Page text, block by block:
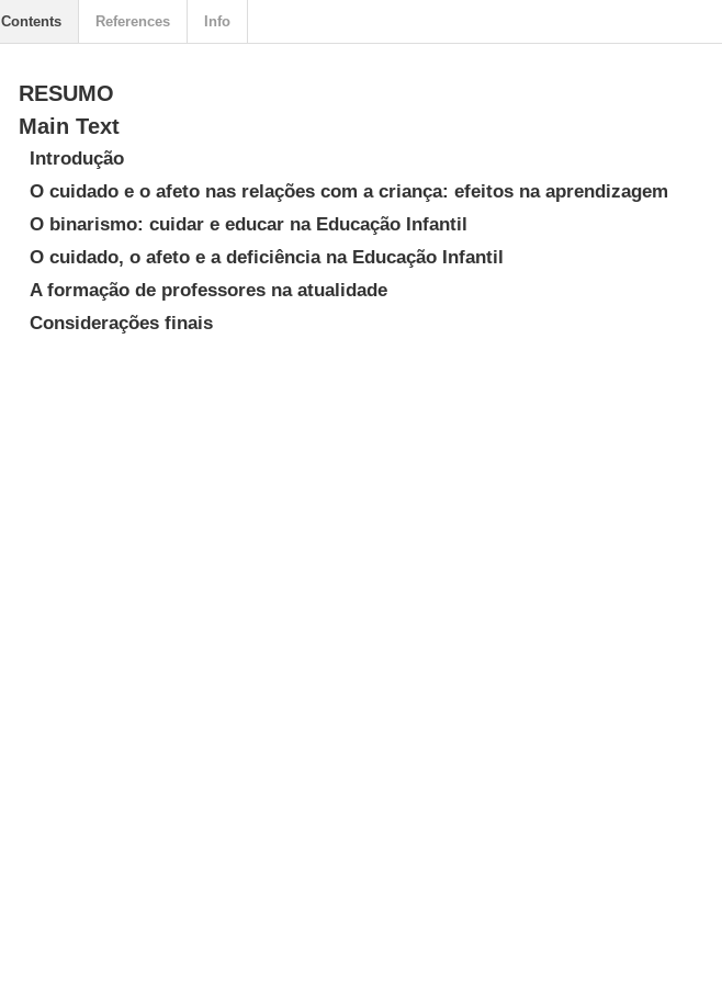
RESUMO
Main Text
Introdução
O cuidado e o afeto nas relações com a criança: efeitos na aprendizagem
O binarismo: cuidar e educar na Educação Infantil
O cuidado, o afeto e a deficiência na Educação Infantil
A formação de professores na atualidade
Considerações finais
Contents References Info